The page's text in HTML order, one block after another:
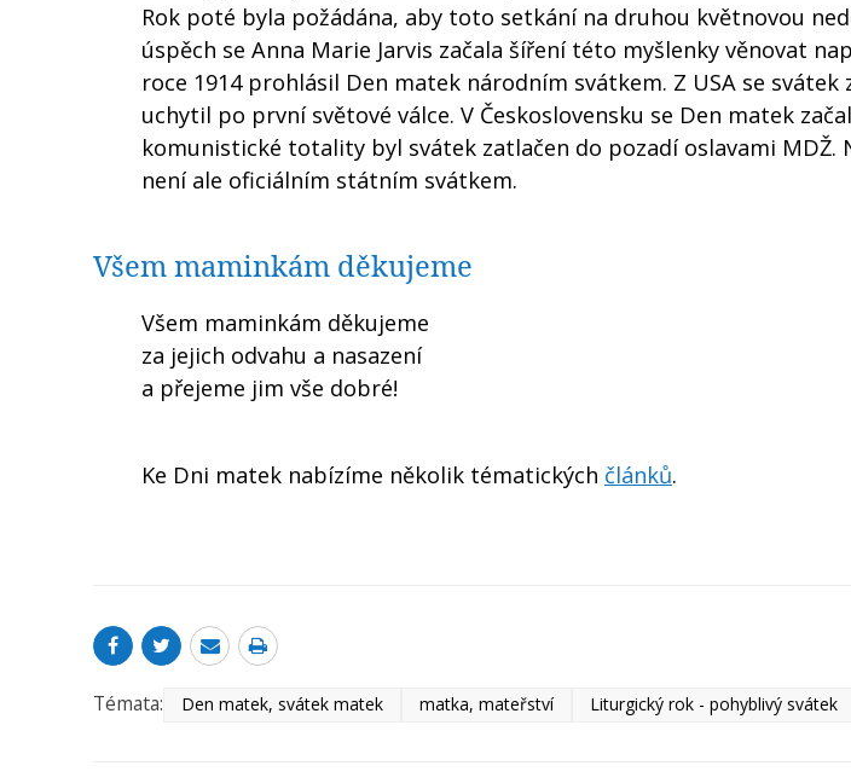
Rok poté byla požádána, aby toto setkání na druhou květnovou
úspěch se Anna Marie Jarvis začala šíření této myšlenky věnovat
roce 1914 prohlásil Den matek národním svátkem. Z USA se svátek
uchytil po první světové válce. V Československu se Den matek
komunistické totality byl svátek zatlačen do pozadí oslavami MDŽ.
není ale oficiálním státním svátkem.
Všem maminkám děkujeme
Všem maminkám děkujeme
za jejich odvahu a nasazení
a přejeme jim vše dobré!
Ke Dni matek nabízíme několik tématických článků.
Témata: Den matek, svátek matek matka, mateřství Liturgický rok - pohyblivý svátek